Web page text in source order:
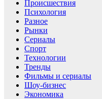
Происшествия
Психология
Разное
Рынки
Сериалы
Спорт
Технологии
Тренды
Фильмы и сериалы
Шоу-бизнес
Экономика